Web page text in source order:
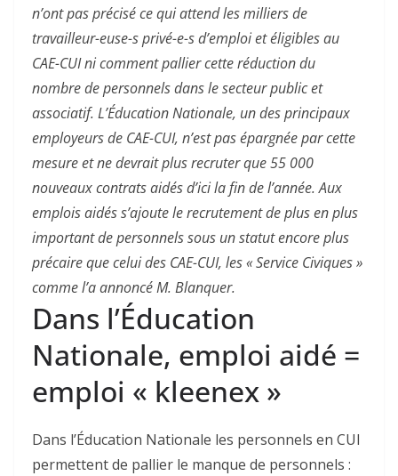
n’ont pas précisé ce qui attend les milliers de
travailleur-euse-s privé-e-s d’emploi et éligibles au
CAE-CUI ni comment pallier cette réduction du
nombre de personnels dans le secteur public et
associatif. L’Éducation Nationale, un des principaux
employeurs de CAE-CUI, n’est pas épargnée par cette
mesure et ne devrait plus recruter que 55 000
nouveaux contrats aidés d’ici la fin de l’année. Aux
emplois aidés s’ajoute le recrutement de plus en plus
important de personnels sous un statut encore plus
précaire que celui des CAE-CUI, les « Service Civiques »
comme l’a annoncé M. Blanquer.
Dans l’Éducation
Nationale, emploi aidé =
emploi « kleenex »
Dans l’Éducation Nationale les personnels en CUI
permettent de pallier le manque de personnels :